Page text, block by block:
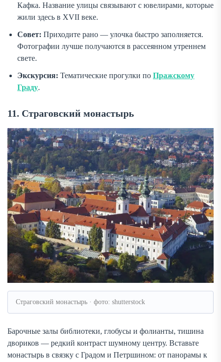
Кафка. Название улицы связывают с ювелирами, которые
жили здесь в XVII веке.
Совет: Приходите рано — улочка быстро заполняется.
Фотографии лучше получаются в рассеянном утреннем
свете.
Экскурсия: Тематические прогулки по Пражскому
Граду.
11. Страговский монастырь
Страговский монастырь · фото: shutterstock
Барочные залы библиотеки, глобусы и фолианты, тишина
двориков — редкий контраст шумному центру. Вставьте
монастырь в связку с Градом и Петршином: от панорамы к